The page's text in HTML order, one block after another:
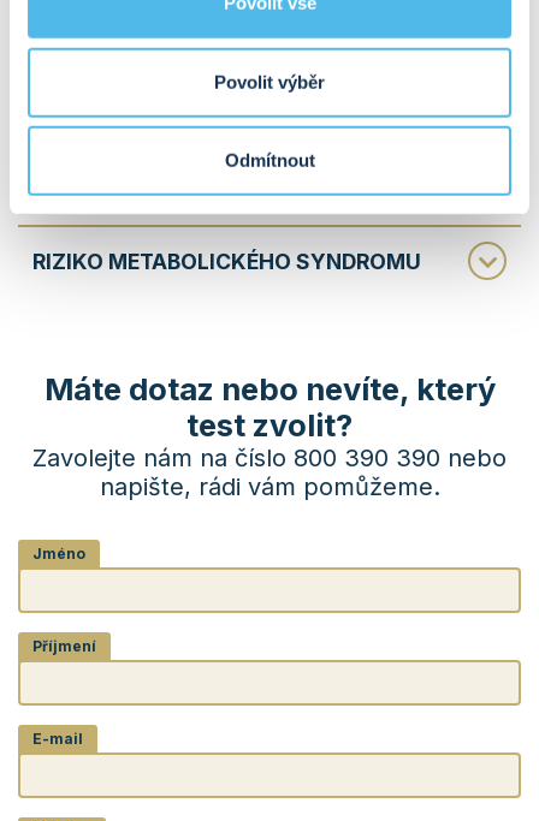
Povolit výběr
Odmítnout
NESNÁŠENLIVOST POTRAVIN
NEMOCI JATER A ŽLUČNÍKU
TRÁVICÍ ENZYMY
RIZIKO METABOLICKÉHO SYNDROMU
Máte dotaz nebo nevíte, který
test zvolit?
Zavolejte nám na číslo 800 390 390 nebo
napište, rádi vám pomůžeme.
Jméno
Příjmení
E-mail